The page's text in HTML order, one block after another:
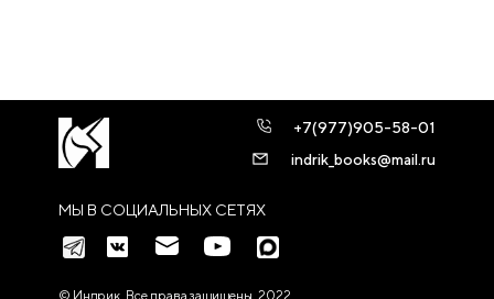
МЫ В СОЦИАЛЬНЫХ СЕТЯХ
+7(977)905-58-01
indrik_books@mail.ru
© Индрик. Все права защищены, 2022